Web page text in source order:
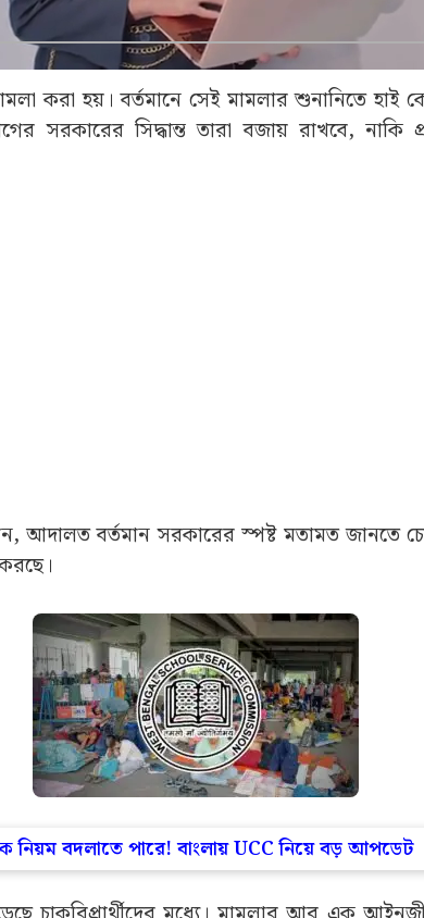
করা হয়। বর্তমানে সেই মামলার শুনানিতে হাই
সরকারের সিদ্ধান্ত তারা বজায় রাখবে, নাকি
আদালত বর্তমান সরকারের স্পষ্ট মতামত জানতে
বদলাতে পারে! বাংলায় UCC নিয়ে বড় আপডেট